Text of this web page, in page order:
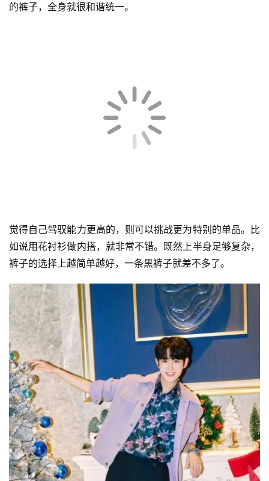
讯
公
司
时
尚
科
技
的裤子，全身就很和谐统一。
觉得自己驾驭能力更高的，则可以挑战更为特别的单品。比
如说用花衬衫做内搭，就非常不错。既然上半身足够复杂，
裤子的选择上越简单越好，一条黑裤子就差不多了。